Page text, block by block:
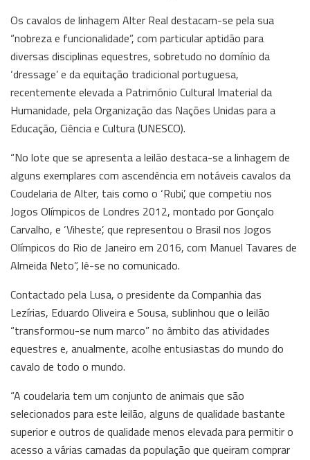
Os cavalos de linhagem Alter Real destacam-se pela sua
“nobreza e funcionalidade”, com particular aptidão para
diversas disciplinas equestres, sobretudo no domínio da
‘dressage’ e da equitação tradicional portuguesa,
recentemente elevada a Património Cultural Imaterial da
Humanidade, pela Organização das Nações Unidas para a
Educação, Ciência e Cultura (UNESCO).
“No lote que se apresenta a leilão destaca-se a linhagem de
alguns exemplares com ascendência em notáveis cavalos da
Coudelaria de Alter, tais como o ‘Rubi’, que competiu nos
Jogos Olímpicos de Londres 2012, montado por Gonçalo
Carvalho, e ‘Viheste’, que representou o Brasil nos Jogos
Olímpicos do Rio de Janeiro em 2016, com Manuel Tavares de
Almeida Neto”, lê-se no comunicado.
Contactado pela Lusa, o presidente da Companhia das
Lezírias, Eduardo Oliveira e Sousa, sublinhou que o leilão
“transformou-se num marco” no âmbito das atividades
equestres e, anualmente, acolhe entusiastas do mundo do
cavalo de todo o mundo.
“A coudelaria tem um conjunto de animais que são
selecionados para este leilão, alguns de qualidade bastante
superior e outros de qualidade menos elevada para permitir o
acesso a várias camadas da população que queiram comprar